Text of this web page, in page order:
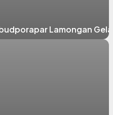
Lamongan